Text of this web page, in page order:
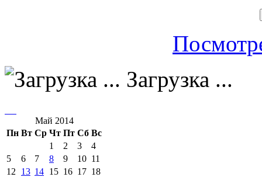
Загрузка ...
Май 2014
Пн Вт Ср Чт Пт Сб Вс
1 2 3
4
5
6 7 8 9 10 11
12
13 14 15 16 17 18